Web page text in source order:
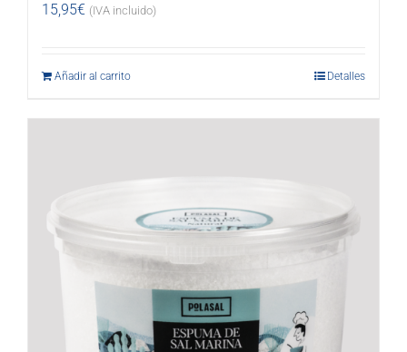
15,95€ (IVA incluido)
Añadir al carrito Detalles